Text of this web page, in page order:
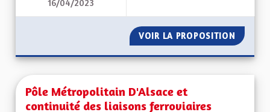
16/04/2023
VOIR LA PROPOSITION POUR
Pôle Métropolitain D'Alsace et
continuité des liaisons ferroviaires